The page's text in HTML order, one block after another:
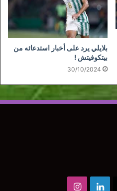
بلايلي يرد على أخبار استدعائه من
بيتكوفيتش !
30/10/2024
لينكدإنانستقرام